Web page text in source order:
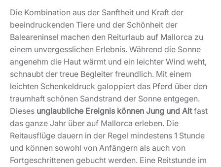
Die Kombination aus der Sanftheit und Kraft der
beeindruckenden Tiere und der Schönheit der
Baleareninsel machen den Reiturlaub auf Mallorca zu
einem unvergesslichen Erlebnis. Während die Sonne
angenehm die Haut wärmt und ein leichter Wind weht,
schnaubt der treue Begleiter freundlich. Mit einem
leichten Schenkeldruck galoppiert das Pferd über den
traumhaft schönen Sandstrand der Sonne entgegen.
Dieses unglaubliche Ereignis können Jung und Altfast
das ganze Jahr über auf Mallorca erleben. Die
Reitausflüge dauern in der Regel mindestens 1 Stunde
und können sowohl von Anfängern als auch von
Fortgeschrittenen gebucht werden. Eine Reitstunde im